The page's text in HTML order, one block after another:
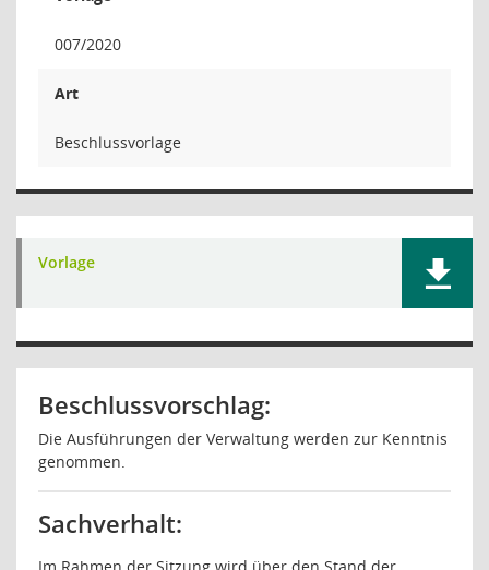
007/2020
Art
Beschlussvorlage
Vorlage
Beschlussvorschlag:
Die Ausführungen der Verwaltung werden zur Kenntnis
genommen.
Sachverhalt: